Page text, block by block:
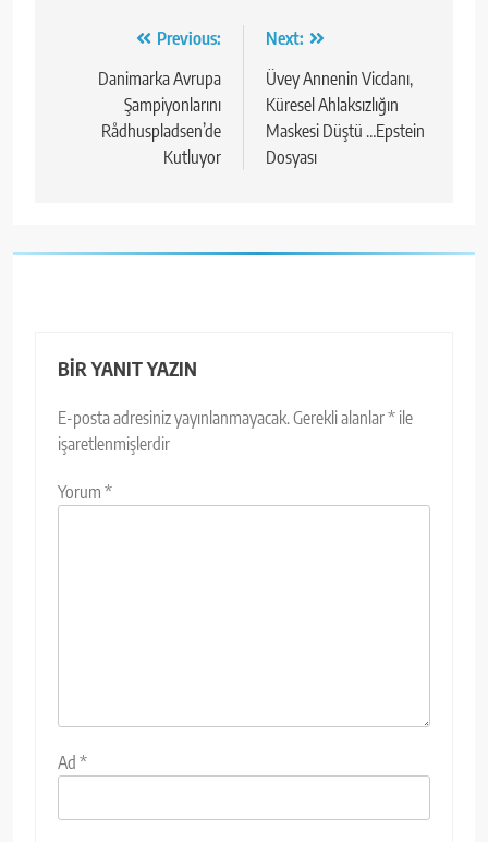
gezinmesi
Previous:
Danimarka Avrupa
Şampiyonlarını
Rådhuspladsen’de
Kutluyor
Next:
Üvey Annenin Vicdanı,
Küresel Ahlaksızlığın
Maskesi Düştü …Epstein
Dosyası
BIR YANIT YAZIN
E-posta adresiniz yayınlanmayacak.Gerekli alanlar* ile
işaretlenmişlerdir
Yorum *
Ad *